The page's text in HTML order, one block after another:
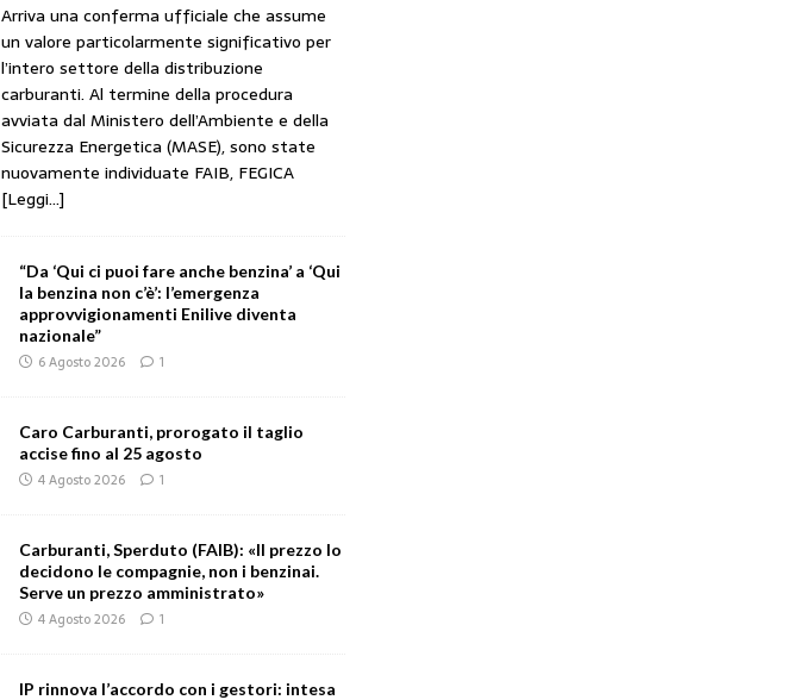
Arriva una conferma ufficiale che assume
un valore particolarmente significativo per
l’intero settore della distribuzione
carburanti. Al termine della procedura
avviata dal Ministero dell’Ambiente e della
Sicurezza Energetica (MASE), sono state
nuovamente individuate FAIB, FEGICA
[Leggi...]
“Da ‘Qui ci puoi fare anche benzina’ a ‘Qui
la benzina non c’è’: l’emergenza
approvvigionamenti Enilive diventa
nazionale”
6 Agosto 2026 1
Caro Carburanti, prorogato il taglio
accise fino al 25 agosto
4 Agosto 2026 1
Carburanti, Sperduto (FAIB): «Il prezzo lo
decidono le compagnie, non i benzinai.
Serve un prezzo amministrato»
4 Agosto 2026 1
IP rinnova l’accordo con i gestori: intesa